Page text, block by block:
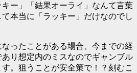
ー」「結果オーライ」なんて言葉
本当に「ラッキー」だけなのでし
ったことがある場合、今までの経
り想定内のミスなのでギャンブル
。狙うことが安全策で！？刻むこ